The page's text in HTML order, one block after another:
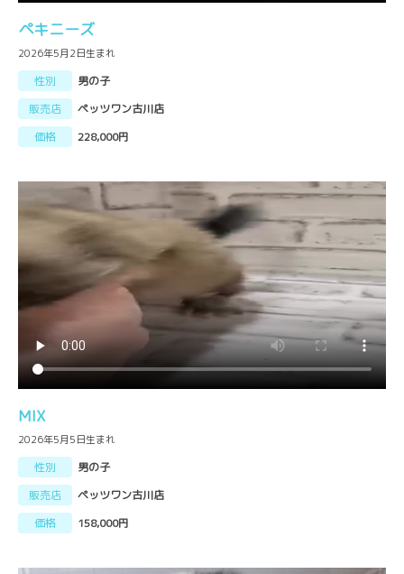
ペキニーズ
2026年5月2日生まれ
性別
男の子
販売店
ペッツワン古川店
価格
228,000円
MIX
2026年5月5日生まれ
性別
男の子
販売店
ペッツワン古川店
価格
158,000円